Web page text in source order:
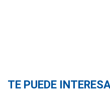
TE PUEDE